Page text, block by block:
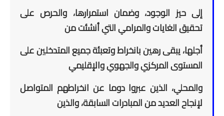
إلى حيز الوجود، وضمان استمرارها، والحرص على
تحقيق الغايات والمرامي التي أنشئت من
أجلها، يبقى رهين بانخراط وتعبئة جميع المتدخلين على
المستوى المركزي والجهوي والإقليمي
والمحلي، الذين عبروا دوما عن انخراطهم المتواصل
لإنجاح العديد من المبادرات السابقة، والذين